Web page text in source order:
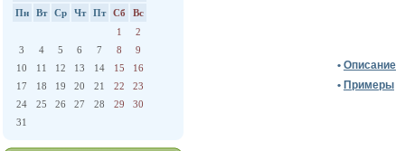
Пн
Вт Ср Чт Пт Сб
Вс
1
2
3
4 5 6 7 8
9
10
11 12 13 14 15
16
17
18 19 20 21 22
23
24
25 26 27 28 29
30
31
• Описание
• Примеры